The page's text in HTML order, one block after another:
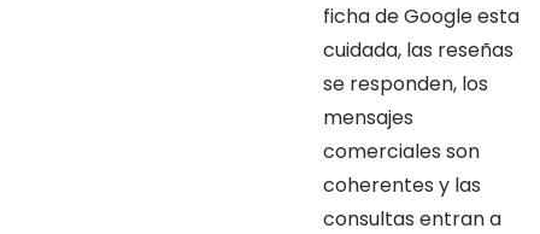
ficha de Google esta
cuidada, las reseñas
se responden, los
mensajes
comerciales son
coherentes y las
consultas entran a